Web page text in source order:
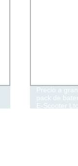
Precio a
pack de
E-Scooter